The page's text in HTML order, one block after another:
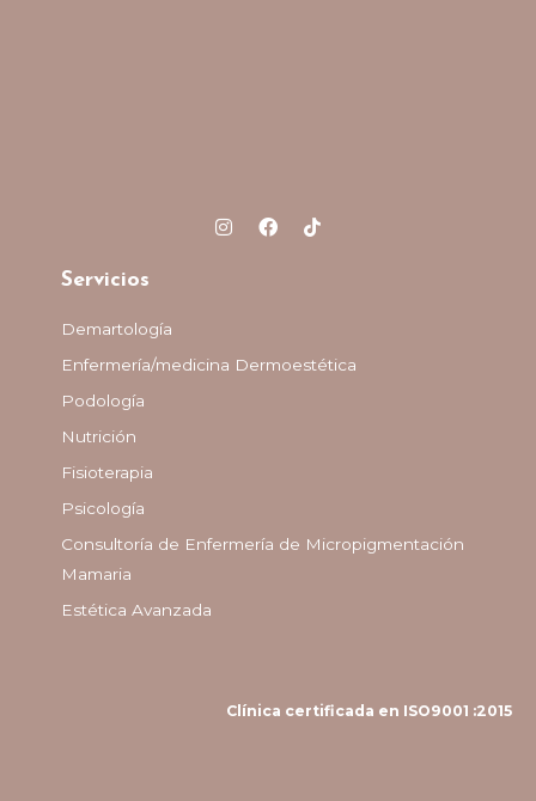
Servicios
Demartología
Enfermería/medicina Dermoestética
Podología
Nutrición
Fisioterapia
Psicología
Consultoría de Enfermería de Micropigmentación
Mamaria
Estética Avanzada
Clínica certificada en ISO9001 :2015